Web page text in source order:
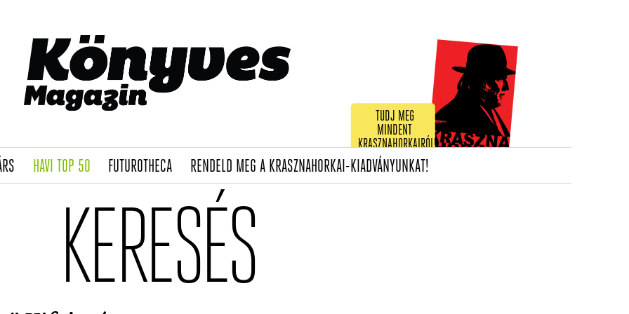
TUDJ MEG
MINDENT
KRASZNAHORKAIRÓL!
(CURRENT)
HAVI TOP 50(CURRENT)
FUTUROTHECA(CURRENT)
RENDELD MEG A KRASZNAHORKAI-KIADVÁNYUNKAT!(CURRENT)
KERESÉS